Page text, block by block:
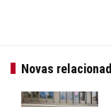
Novas